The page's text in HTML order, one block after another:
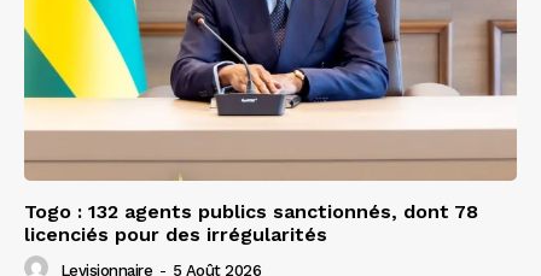
Togo : 132 agents publics sanctionnés, dont 78
licenciés pour des irrégularités
Levisionnaire - 5 Août 2026